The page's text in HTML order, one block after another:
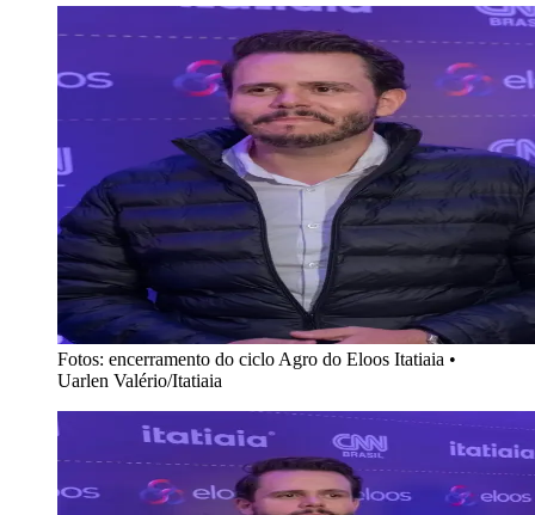
Fotos: encerramento do ciclo Agro do Eloos Itatiaia •
Uarlen Valério/Itatiaia